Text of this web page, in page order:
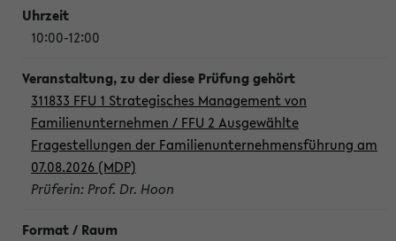
10:00-12:00
311833 FFU 1 Strategisches Management von
Familienunternehmen / FFU 2 Ausgewählte
Fragestellungen der Familienunternehmensführung am
07.08.2026 (MDP)
Prüferin: Prof. Dr. Hoon